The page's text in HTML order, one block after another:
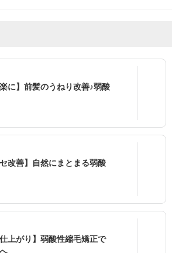
に】前髪のうねり改善♪弱酸
改善】自然にまとまる弱酸
上がり】弱酸性縮毛矯正で